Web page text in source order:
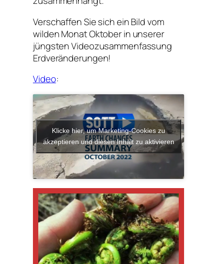
Verschaffen Sie sich ein Bild vom
wilden Monat Oktober in unserer
jüngsten Videozusammenfassung
Erdveränderungen!
Video:
Klicke hier, um Marketing-Cookies zu
akzeptieren und diesen Inhalt zu aktivieren